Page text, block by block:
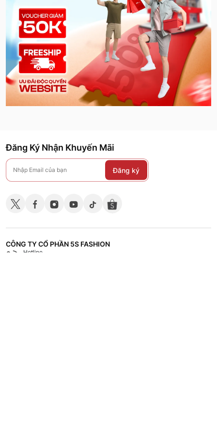
Đăng Ký Nhận Khuyến Mãi
Đăng ký
CÔNG TY CỔ PHẦN 5S FASHION
Hotline